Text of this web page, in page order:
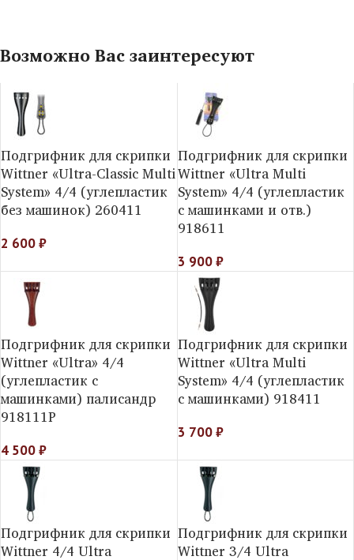
Возможно Вас заинтересуют
Подгрифник для скрипки
Wittner «Ultra-Classic Multi
System» 4/4 (углепластик
без машинок) 260411
2 600₽
Подгрифник для скрипки
Wittner «Ultra Multi
System» 4/4 (углепластик
с машинками и отв.)
918611
3 900₽
Подгрифник для скрипки
Wittner «Ultra» 4/4
(углепластик с
машинками) палисандр
918111P
4 500₽
Подгрифник для скрипки
Wittner «Ultra Multi
System» 4/4 (углепластик
с машинками) 918411
3 700₽
Подгрифник для скрипки
Wittner 4/4 Ultra
Подгрифник для скрипки
Wittner 3/4 Ultra